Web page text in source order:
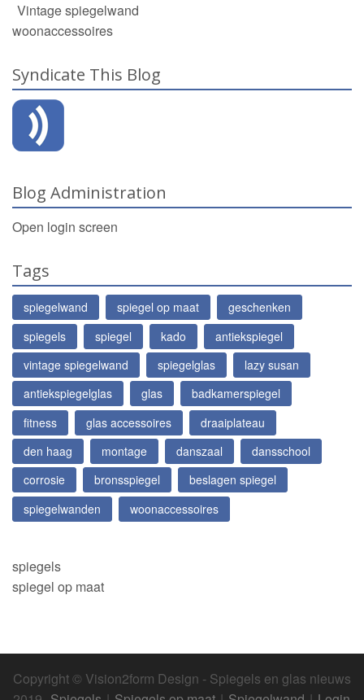
Vintage spiegelwand
woonaccessoires
Syndicate This Blog
Blog Administration
Open login screen
Tags
spiegelwand spiegel op maat
geschenken
spiegels
spiegel kado
antiekspiegel
vintage spiegelwand
spiegelglas
lazy susan
antiekspiegelglas
glas
badkamerspiegel
fitness
glas accessoires
draaiplateau
den haag
montage danszaal
dansschool
corrosie
bronsspiegel
beslagen spiegel
spiegelwanden
woonaccessoires
spiegels
spiegel op maat
Copyright © Vision2form Design - Spiegels en glas nieuws